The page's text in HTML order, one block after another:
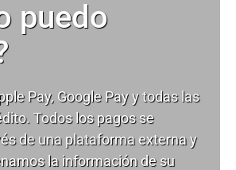
puedo
Pay, Google Pay y todas las
Todos los pagos se
de una plataforma externa y
la información de su